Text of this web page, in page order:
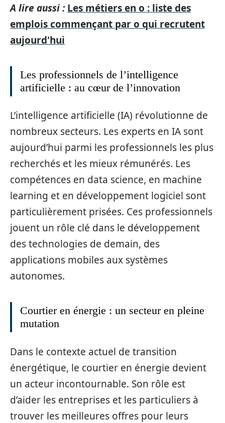
A lire aussi : Les métiers en o : liste des
emplois commençant par o qui recrutent
aujourd'hui
Les professionnels de l’intelligence
artificielle : au cœur de l’innovation
L’intelligence artificielle (IA) révolutionne de
nombreux secteurs. Les experts en IA sont
aujourd’hui parmi les professionnels les plus
recherchés et les mieux rémunérés. Les
compétences en data science, en machine
learning et en développement logiciel sont
particulièrement prisées. Ces professionnels
jouent un rôle clé dans le développement
des technologies de demain, des
applications mobiles aux systèmes
autonomes.
Courtier en énergie : un secteur en pleine
mutation
Dans le contexte actuel de transition
énergétique, le courtier en énergie devient
un acteur incontournable. Son rôle est
d’aider les entreprises et les particuliers à
trouver les meilleures offres pour leurs